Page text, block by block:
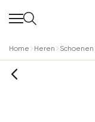
Home Heren Schoenen